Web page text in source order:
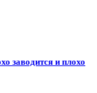
заводится и плохо